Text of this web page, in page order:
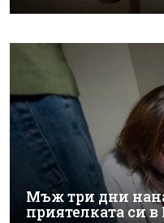
Мъж три дни
приятелката си